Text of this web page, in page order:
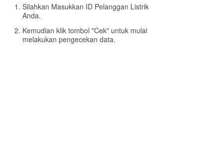
Silahkan Masukkan ID Pelanggan Listrik
Anda.
Kemudian klik tombol "Cek" untuk mulai
melakukan pengecekan data.